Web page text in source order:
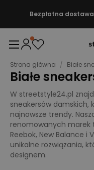
Bezpłatna
Strona główna / Białe
Białe
W streetstyle24.pl
sneakersów damskich,
najnowsze trendy.
renomowanych marek
Reebok, New Balance i
unikalne rozwiązania,
designem.